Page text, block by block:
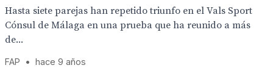
Hasta siete parejas han repetido triunfo en el Vals Sport
Cónsul de Málaga en una prueba que ha reunido a más
de...
FAP • hace 9 años